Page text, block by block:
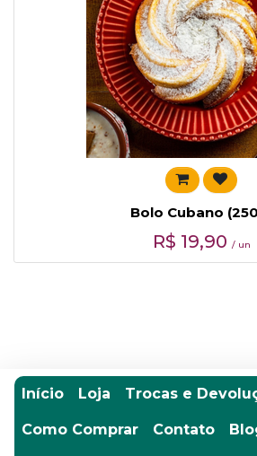
Bolo Cubano
R$ 19,90 / un
Início Loja Trocas e
Como Comprar Contato